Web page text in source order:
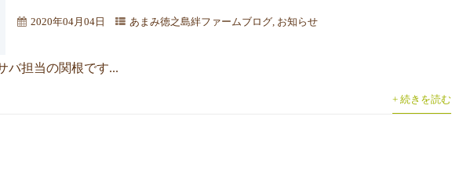
2020年04月04日 あまみ徳之島絆ファームブログ, お知らせ
バ担当の関根です...
+ 続きを読む